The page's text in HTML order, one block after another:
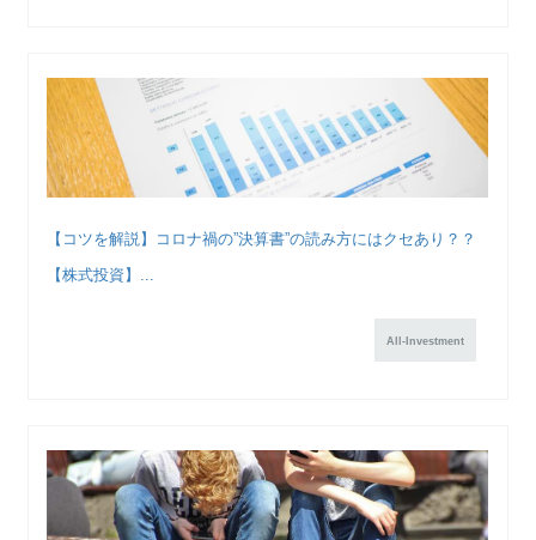
【コツを解説】コロナ禍の”決算書”の読み方にはクセあり？？
【株式投資】...
All-Investment